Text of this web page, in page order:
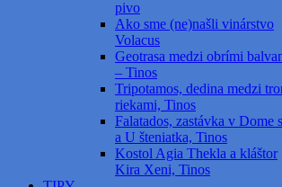
pivo
Ako sme (ne)našli vinárstvo
Volacus
Geotrasa medzi obrími
– Tinos
Tripotamos, dedina medzi
riekami, Tinos
Falatados, zastávka v Dome
a U šteniatka, Tinos
Kostol Agia Thekla a kláštor
Kira Xeni, Tinos